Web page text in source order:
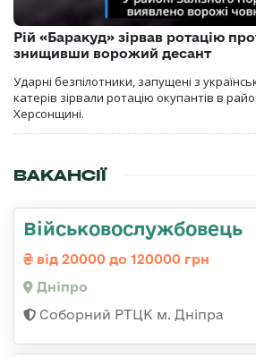
Рій «Баракуд» зірвав ротацію
знищивши ворожий десант
Ударні безпілотники, запущені з
катерів зірвали ротацію окупантів в
Херсонщині.
ВАКАНСІЇ
Військовослужбовець
від 20000 до 120000 грн
Дніпро
Соборний РТЦК м. Дніпра